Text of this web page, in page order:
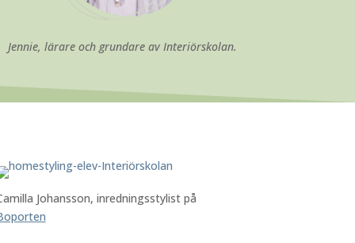
Jennie, lärare och grundare av Interiörskolan.
Johansson, inredningsstylist på